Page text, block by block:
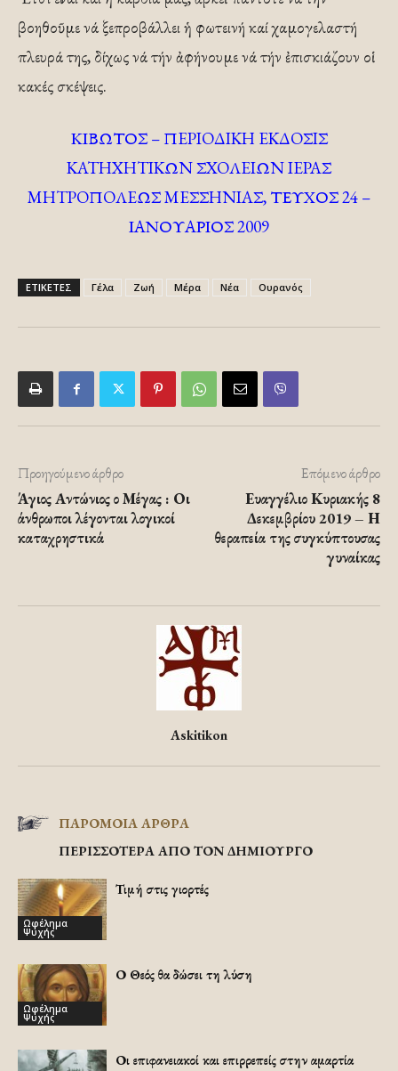
βοηθοῦμε νά ξεπροβάλλει ἡ φωτεινή καί χαμογελαστή
πλευρά της, δίχως νά τήν ἀφήνουμε νά τήν ἐπισκιάζουν οἱ
κακές σκέψεις.
ΚΙΒΩΤΟΣ – ΠEPIOΔIKH EKΔOΣIΣ
KATHXHTIKΩN ΣXOΛEIΩN IEPAΣ
MHTPOΠOΛEΩΣ MEΣΣHNIAΣ, ΤΕΥΧΟΣ 24 –
ΙΑΝΟΥΑΡΙΟΣ 2009
ΕΤΙΚΕΤΕΣ Γέλα Ζωή Μέρα Νέα Ουρανός
Προηγούμενο άρθρο
Άγιος Αντώνιος ο Μέγας : Οι
άνθρωποι λέγονται λογικοί
καταχρηστικά
Επόμενο άρθρο
Ευαγγέλιο Κυριακής 8
Δεκεμβρίου 2019 – Η
θεραπεία της συγκύπτουσας
γυναίκας
Askitikon
ΠΑΡΟΜΟΙΑ ΑΡΘΡΑ
ΠΕΡΙΣΣΟΤΕΡΑ ΑΠΟ ΤΟΝ ΔΗΜΙΟΥΡΓΟ
Ωφέλημα
Ψυχής
Τιμή στις γιορτές
Ωφέλημα
Ψυχής
Ο Θεός θα δώσει τη λύση
Οι επιφανειακοί και επιρρεπείς στην αμαρτία